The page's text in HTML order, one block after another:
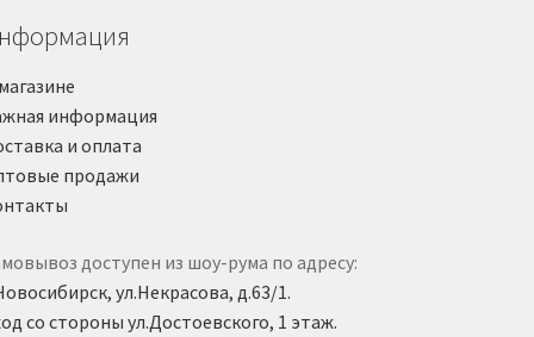
информация
и оплата
продажи
доступен из шоу-рума по адресу:
ул.Некрасова, д.63/1.
со стороны ул.Достоевского, 1 этаж.